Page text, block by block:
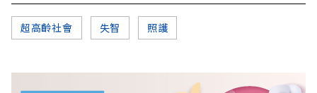
超高齡社會 失智 照護